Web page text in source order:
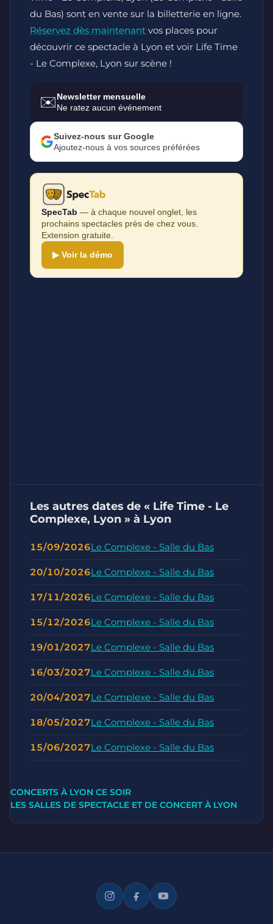
du Bas) sont en vente sur la billetterie en ligne.
Réservez dès maintenant vos places pour
découvrir ce spectacle à Lyon et voir Life Time
- Le Complexe, Lyon sur scène !
✉️Newsletter mensuelle
Ne ratez aucun événement
Suivez-nous sur Google
Ajoutez-nous à vos sources préférées
SpecTab — à chaque nouvel onglet, les
prochains spectacles près de chez vous.
Extension gratuite.
▶ Voir la démo
Les autres dates de « Life Time - Le
Complexe, Lyon » à Lyon
15/09/2026Le Complexe - Salle du Bas
20/10/2026Le Complexe - Salle du Bas
17/11/2026Le Complexe - Salle du Bas
15/12/2026Le Complexe - Salle du Bas
19/01/2027Le Complexe - Salle du Bas
16/03/2027Le Complexe - Salle du Bas
20/04/2027Le Complexe - Salle du Bas
18/05/2027Le Complexe - Salle du Bas
15/06/2027Le Complexe - Salle du Bas
CONCERTS À LYON CE SOIR
LES SALLES DE SPECTACLE ET DE CONCERT À LYON